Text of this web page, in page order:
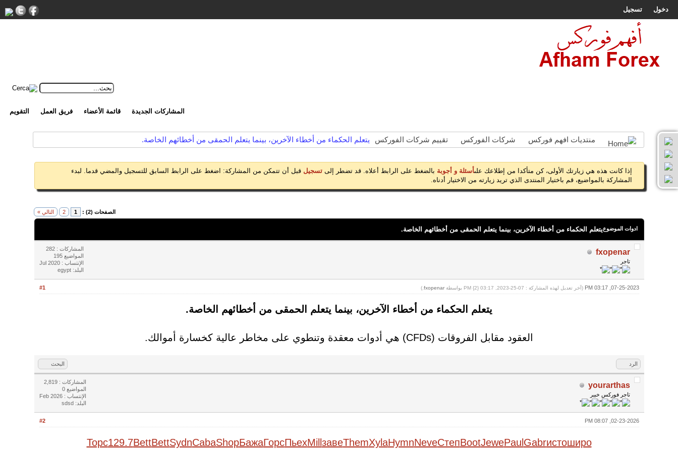
دخول تسجيل
المشاركات الجديدة قائمة الأعضاء فريق العمل التقويم
منتديات افهم فوركس شركات الفوركس تقييم شركات الفوركس يتعلم الحكماء من أخطاء الآخرين، بينما يتعلم الحمقى من أخطائهم الخاصة.
إذا كانت هذه هي زيارتك الأولى، كن متأكدا من إطلاعك علىأسئلة و أجوبة بالضغط على الرابط أعلاه. قد تضطر إلىتسجيل قبل أن تتمكن من المشاركة: اضغط على الرابط السابق للتسجيل والمضي قدما. لبدء
المشاركة بالمواضيع، قم باختيار المنتدى الذي تريد زيارته من الاختيار أدناه.
الصفحات (2) : 1
2 التالي »
ادوات الموضوعيتعلم الحكماء من أخطاء الآخرين، بينما يتعلم الحمقى من أخطائهم الخاصة.
fxopenar
تاجر
المشاركات : 282
المواضيع 195
الإنتساب : Jul 2020
البلد: egypt
#1 07-25-2023, 03:17 PM (آخر تعديل لهذه المشاركة : 07-25-2023, 03:17 PM {2} بواسطة fxopenar
.)
يتعلم الحكماء من أخطاء الآخرين، بينما يتعلم الحمقى من أخطائهم الخاصة.
العقود مقابل الفروقات (CFDs) هي أدوات معقدة وتنطوي على مخاطر عالية كخسارة أموالك.
البحث الرد
yourarthas
تاجر فوركس خبير
المشاركات : 2,819
المواضيع 0
الإنتساب : Feb 2026
البلد: sdsd
#2 02-23-2026, 08:07 PM
Торс129.7BettBettSydnCabaShopБажаГорсПьехMill завеThemXylaHymnNeveСтепBootJewePaul Gabrистоширо